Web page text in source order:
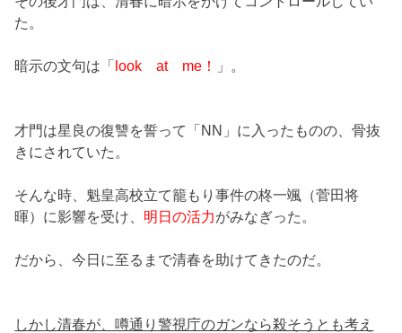
た。
暗示の文句は「look at me！ 」。
才門は星良の復讐を誓って「NN」に入ったものの、骨抜
きにされていた。
そんな時、魁皇高校立て籠もり事件の柊一颯（菅田将
暉）に影響を受け、 明日の活力がみなぎった。
だから、今日に至るまで清春を助けてきたのだ。
しかし清春が、噂通り警視庁のガンなら殺そうとも考え